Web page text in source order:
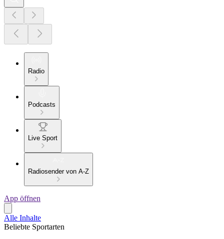
Radio
Podcasts
Live Sport
Radiosender von A-Z
App öffnen
Alle Inhalte
Beliebte Sportarten